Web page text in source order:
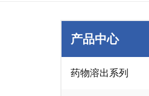
产品中心
药物溶出系列